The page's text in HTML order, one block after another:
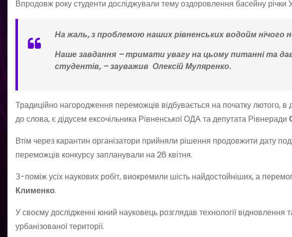
Впродовж року студенти досліджували тему оздоровлення басейну річки
На жаль, з проблемою наших рівненських водойм нічого
Наше завдання – тримати увагу на цьому питанні та
студентів, – зауважив Олексій Муляренко.
Традиційно нагородження переможців відбувається на початку лютого,
до слова, є дідусем ексочільника Рівненської ОДА та депутата Рівнеради
Втім через карантин організатори прийняли рішення продовжити дату
переможців конкурсу запланували на 26 квітня.
З-поміж усіх наукових робіт, виокремили шість найдостойніших, а
Клименко.
У своєму дослідженні юний науковець розглядав технології відновлення
урбанізованої території.